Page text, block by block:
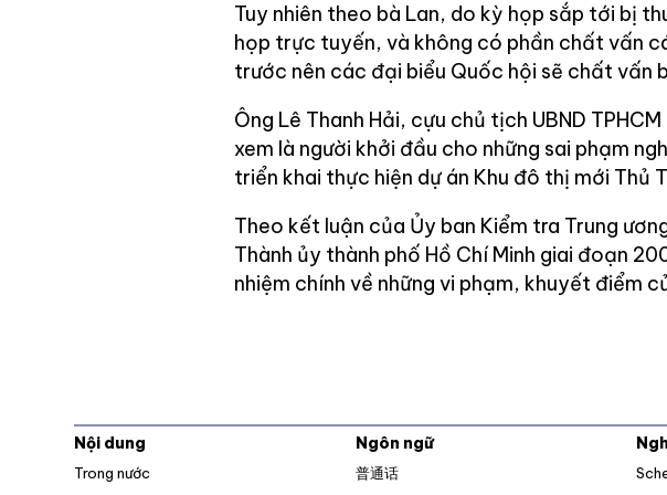
Tuy nhiên theo bà Lan, do kỳ họp sắp tới bị
họp trực tuyến, và không có phần chất vấn
trước nên các đại biểu Quốc hội sẽ chất vấn
Ông Lê Thanh Hải, cựu chủ tịch UBND
xem là người khởi đầu cho những sai phạm
triển khai thực hiện dự án Khu đô thị mới Thủ
Theo kết luận của Ủy ban Kiểm tra Trung
Thành ủy thành phố Hồ Chí Minh giai đoạn
nhiệm chính về những vi phạm, khuyết điểm
Nội dung
Trong nước
Ngôn ngữ
普通话